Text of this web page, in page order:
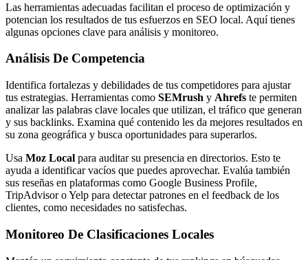
Las herramientas adecuadas facilitan el proceso de optimización y
potencian los resultados de tus esfuerzos en SEO local. Aquí tienes
algunas opciones clave para análisis y monitoreo.
Análisis De Competencia
Identifica fortalezas y debilidades de tus competidores para ajustar
tus estrategias. Herramientas como SEMrush y Ahrefs te permiten
analizar las palabras clave locales que utilizan, el tráfico que generan
y sus backlinks. Examina qué contenido les da mejores resultados en
su zona geográfica y busca oportunidades para superarlos.
Usa Moz Local para auditar su presencia en directorios. Esto te
ayuda a identificar vacíos que puedes aprovechar. Evalúa también
sus reseñas en plataformas como Google Business Profile,
TripAdvisor o Yelp para detectar patrones en el feedback de los
clientes, como necesidades no satisfechas.
Monitoreo De Clasificaciones Locales